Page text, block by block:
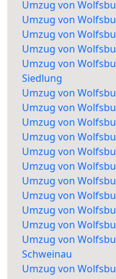
Umzug von
Umzug von
Umzug von
Umzug von
Umzug von
Siedlung
Umzug von
Umzug von
Umzug von
Umzug von
Umzug von
Umzug von
Umzug von
Umzug von
Umzug von
Umzug von
Umzug von
Schweinau
Umzug von